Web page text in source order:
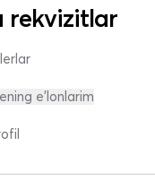
rekvizitlar
e'lonlarim